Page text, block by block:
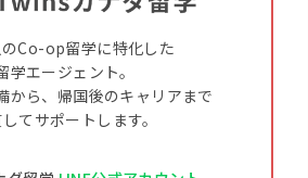
Co-op留学に特化した
学エージェント。
から、帰国後のキャリアまで
てサポートします。